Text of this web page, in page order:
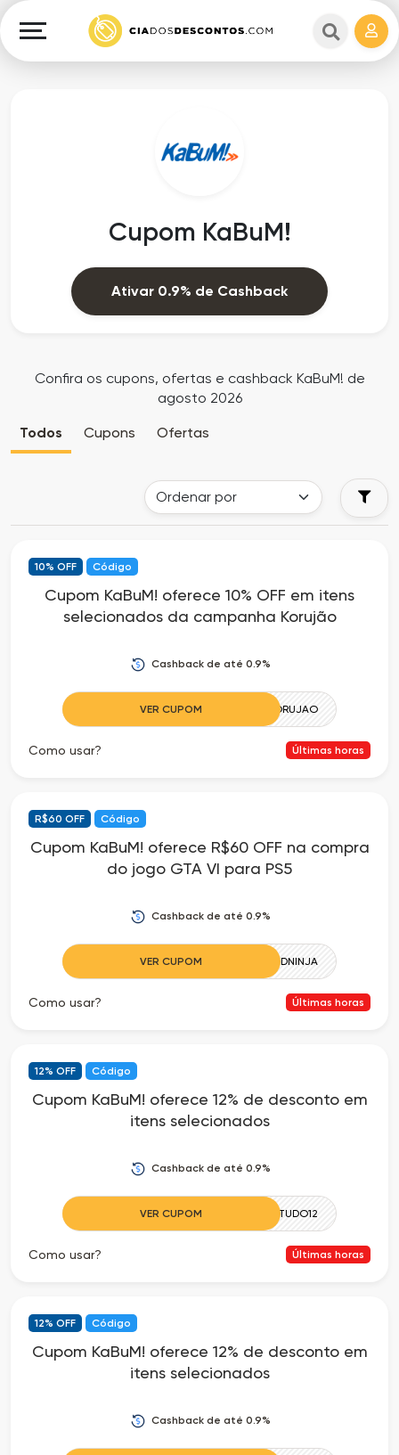
Cashback
Lojas
Especiais
Ofertas
Todos
os
Departamentos
as
Explorar
Cupons
Ajuda
Cupom KaBuM!
Ativar 0.9% de Cashback
Confira os cupons, ofertas e cashback KaBuM! de
agosto 2026
Todos Cupons Ofertas
10% OFF Código
Cupom KaBuM! oferece 10% OFF em itens
selecionados da campanha Korujão
Cashback de até 0.9%
VER CUPOM KORUJAO
Como usar? Últimas horas
R$60 OFF Código
Cupom KaBuM! oferece R$60 OFF na compra
do jogo GTA VI para PS5
Cashback de até 0.9%
VER CUPOM GRANDNINJA
Como usar? Últimas horas
12% OFF Código
Cupom KaBuM! oferece 12% de desconto em
itens selecionados
Cashback de até 0.9%
VER CUPOM TUDO12
Como usar? Últimas horas
12% OFF Código
Cupom KaBuM! oferece 12% de desconto em
itens selecionados
Cashback de até 0.9%